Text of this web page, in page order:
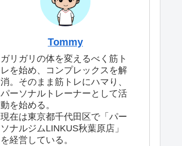
Tommy
ガリガリの体を変えるべく筋ト
レを始め、コンプレックスを解
消。そのまま筋トレにハマり、
パーソナルトレーナーとして活
動を始める。
現在は東京都千代田区で「パー
ソナルジムLINKUS秋葉原店」
を経営している。